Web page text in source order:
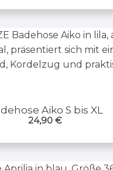
Aiko S bis XL
24,90 €